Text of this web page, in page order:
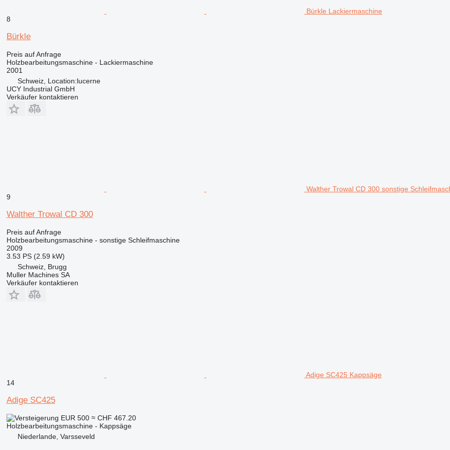
Bürkle Lackiermaschine
8
Bürkle
Preis auf Anfrage
Holzbearbeitungsmaschine - Lackiermaschine
2001
Schweiz, Location:lucerne
UCY Industrial GmbH
Verkäufer kontaktieren
Walther Trowal CD 300 sonstige
9
Walther Trowal CD 300
Preis auf Anfrage
Holzbearbeitungsmaschine - sonstige Schleifmaschine
2009
3.53 PS (2.59 kW)
Schweiz, Brugg
Muller Machines SA
Verkäufer kontaktieren
Adige SC425 Kappsäge
14
Adige SC425
EUR 500 ≈ CHF 467.20
Holzbearbeitungsmaschine - Kappsäge
Niederlande, Varsseveld